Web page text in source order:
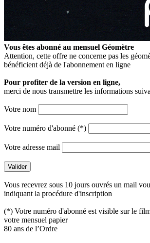
Vous êtes abonné au mensuel Géomètre
Attention, cette offre ne concerne pas les
bénéficient déjà de l'abonnement en ligne
Pour profiter de la version en ligne,
merci de nous transmettre les informations
Votre nom
Votre numéro d'abonné (*)
Votre adresse mail
Vous recevrez sous 10 jours ouvrés un mail
indiquant la procédure d'inscription
(*) Votre numéro d'abonné est visible sur le
votre mensuel papier
80 ans de l’Ordre